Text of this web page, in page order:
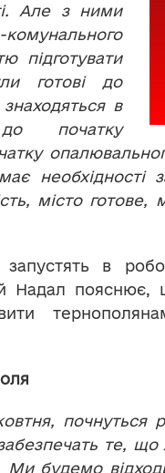
Але з ними
підготувати
готові до
в
початку
необхідності
місто
в
Надал пояснює,
почнуться
те,
будемо